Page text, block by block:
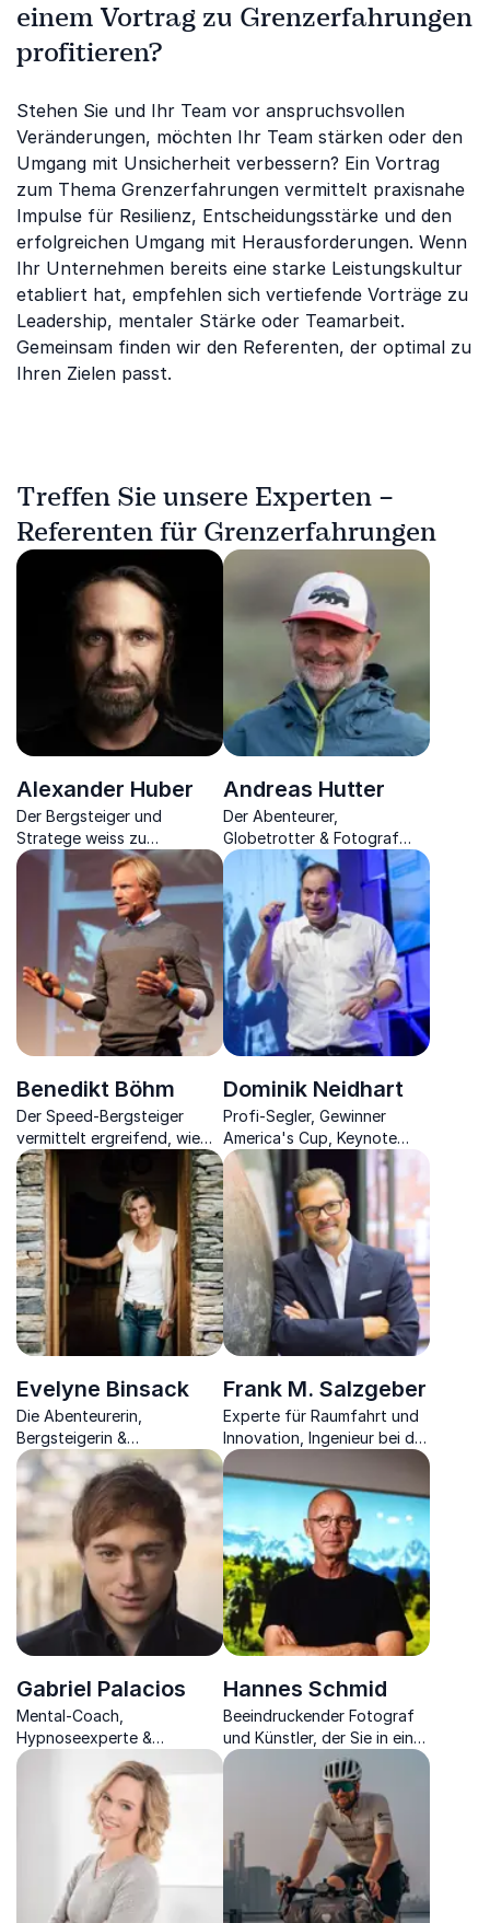
einem Vortrag zu Grenzerfahrungen
profitieren?
Stehen Sie und Ihr Team vor anspruchsvollen
Veränderungen, möchten Ihr Team stärken oder den
Umgang mit Unsicherheit verbessern? Ein Vortrag
zum Thema Grenzerfahrungen vermittelt praxisnahe
Impulse für Resilienz, Entscheidungsstärke und den
erfolgreichen Umgang mit Herausforderungen. Wenn
Ihr Unternehmen bereits eine starke Leistungskultur
etabliert hat, empfehlen sich vertiefende Vorträge zu
Leadership, mentaler Stärke oder Teamarbeit.
Gemeinsam finden wir den Referenten, der optimal zu
Ihren Zielen passt.
Treffen Sie unsere Experten –
Referenten für Grenzerfahrungen
Alexander Huber
Der Bergsteiger und
Stratege weiss zu
vermitteln, wie man auf dem
Weg zu einem
langersehnten Ziel an sein
Limit geht
Andreas Hutter
Der Abenteurer,
Globetrotter & Fotograf
nimmt Sie mit auf eine Reise
durch die Welt und
vermittelt fesselnde
Erkenntnisse, die er daraus
zog
Benedikt Böhm
Der Speed-Bergsteiger
vermittelt ergreifend, wie
viel Teamwork im
Unternehmen zählt und wie
man erfolgreich seine Ziele
verfolgt
Dominik Neidhart
Profi-Segler, Gewinner
America's Cup, Keynote
Speaker, Coach
Evelyne Binsack
Die Abenteurerin,
Bergsteigerin &
Extremsportlerin zeigt Ihnen
die Parallelen zwischen der
Unternehmenswelt und dem
Bergsteigen auf
Frank M. Salzgeber
Experte für Raumfahrt und
Innovation, Ingenieur bei der
ESA & Start-up-Gründer
Gabriel Palacios
Mental-Coach,
Hypnoseexperte &
Bestseller-Autor überzeugt
zu neuer mentaler Kraft, die
Sie zu neuem Erfolg führt
Hannes Schmid
Beeindruckender Fotograf
und Künstler, der Sie in eine
neue Welt entführt mit
eindrucksvollen Bildern aus
seinem Leben